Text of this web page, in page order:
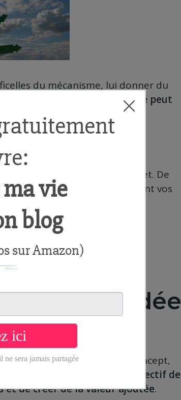
du mécanisme, lui donner du
d’un minimum de volonté peut
de revenus et pouvant être
au programme de cette
au succès de votre projet. De
de l’entrepreneuriat en mettant vos
il y a une idée
la base de tout projet
être sous-tendue par un concept,
le professionnel a pour objectif de
et de créer de la valeur ajoutée.